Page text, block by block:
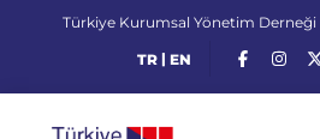
Türkiye Kurumsal Yönetim Derneği
TR| EN